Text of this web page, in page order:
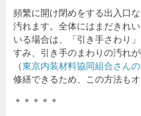
頻繁に開け閉めをする出入口
汚れます。全体にはまだきれ
いる場合は、「引き手さわり
すみ、引き手のまわりの汚れ
（東京内装材料協同組合さん
修繕できるため、この方法も
＊＊＊＊＊